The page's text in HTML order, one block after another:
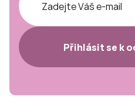
Přihlásit se k